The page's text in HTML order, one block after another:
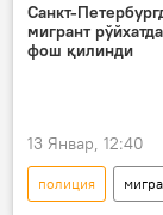
Санкт-
мигрант
фош қилинди
13 Январ, 12:40
полиция